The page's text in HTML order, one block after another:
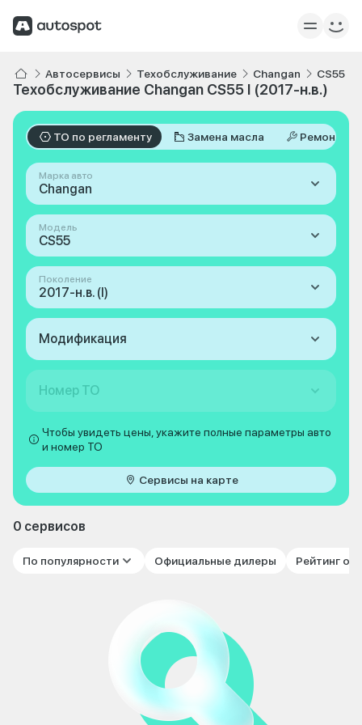
Автосервисы Техобслуживание Changan CS55
Техобслуживание Changan CS55 I (2017-н.в.)
ТО по регламенту Замена масла Ремонт
Марка авто
Changan
Модель
CS55
Поколение
2017-н.в. (I)
Модификация
Номер ТО
Чтобы увидеть цены, укажите полные параметры авто
и номер ТО
Сервисы на карте
0 сервисов
По популярности Официальные дилеры Рейтинг